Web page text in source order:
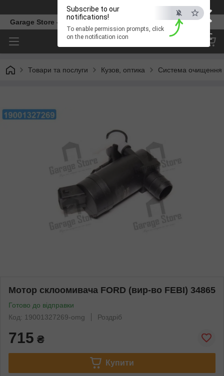
×
ESC
Subscribe to our
notifications!
To enable permission prompts, click
on the notification icon
Телефон
Garage Store – інтернет магазин автозапчастин.
Товари та послуги Кузов, оптика Система очищення
Мотор склоомивача FORD (вир-во FEBI) 34865
Готово до відправки
Код: 19001327269-omg
Роздріб
715 ₴
Купити